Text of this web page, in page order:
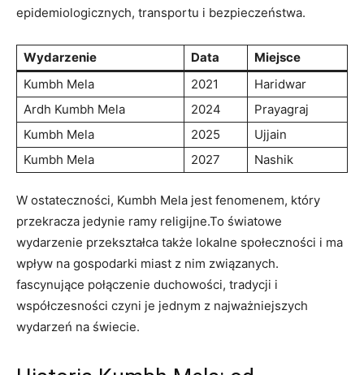
epidemiologicznych, transportu i bezpieczeństwa.
Wydarzenie Data
Miejsce
Kumbh Mela
2021
Haridwar
Ardh Kumbh Mela
2024
Prayagraj
Kumbh Mela
2025
Ujjain
Kumbh Mela
2027 Nashik
W ostateczności, Kumbh Mela jest fenomenem, który
przekracza jedynie ramy religijne.To światowe
wydarzenie przekształca także lokalne społeczności i ma
wpływ na gospodarki miast z nim związanych.
fascynujące połączenie duchowości, tradycji i
współczesności czyni je jednym z najważniejszych
wydarzeń na świecie.